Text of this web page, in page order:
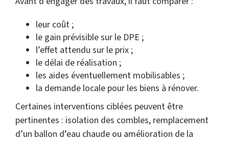
leur coût ;
le gain prévisible sur le DPE ;
l’effet attendu sur le prix ;
le délai de réalisation ;
les aides éventuellement mobilisables ;
la demande locale pour les biens à rénover.
Certaines interventions ciblées peuvent être
pertinentes : isolation des combles, remplacement
d’un ballon d’eau chaude ou amélioration de la